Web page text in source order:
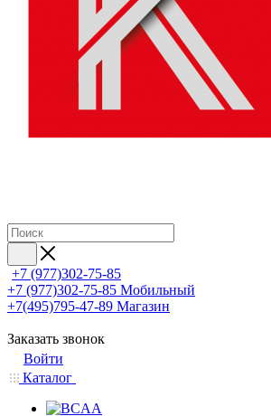
+7 (977)302-75-85
+7 (977)302-75-85 Мобильный
+7(495)795-47-89 Магазин
Заказать звонок
Войти
Каталог